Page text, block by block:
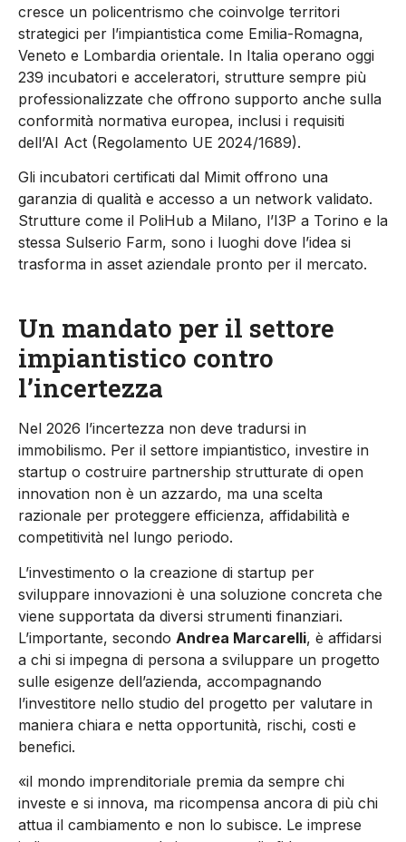
cresce un policentrismo che coinvolge territori
strategici per l’impiantistica come Emilia-Romagna,
Veneto e Lombardia orientale. In Italia operano oggi
239 incubatori e acceleratori, strutture sempre più
professionalizzate che offrono supporto anche sulla
conformità normativa europea, inclusi i requisiti
dell’AI Act (Regolamento UE 2024/1689).
Gli incubatori certificati dal Mimit offrono una
garanzia di qualità e accesso a un network validato.
Strutture come il PoliHub a Milano, l’I3P a Torino e la
stessa Sulserio Farm, sono i luoghi dove l’idea si
trasforma in asset aziendale pronto per il mercato.
Un mandato per il settore
impiantistico contro
l’incertezza
Nel 2026 l’incertezza non deve tradursi in
immobilismo. Per il settore impiantistico, investire in
startup o costruire partnership strutturate di open
innovation non è un azzardo, ma una scelta
razionale per proteggere efficienza, affidabilità e
competitività nel lungo periodo.
L’investimento o la creazione di startup per
sviluppare innovazioni è una soluzione concreta che
viene supportata da diversi strumenti finanziari.
L’importante, secondo Andrea Marcarelli, è affidarsi
a chi si impegna di persona a sviluppare un progetto
sulle esigenze dell’azienda, accompagnando
l’investitore nello studio del progetto per valutare in
maniera chiara e netta opportunità, rischi, costi e
benefici.
«il mondo imprenditoriale premia da sempre chi
investe e si innova, ma ricompensa ancora di più chi
attua il cambiamento e non lo subisce. Le imprese